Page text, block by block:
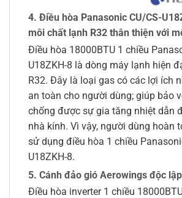
4. Điều hòa Panasonic CU/CS-
môi chất lạnh R32 thân thiện với
Điều hòa 18000BTU 1 chiều
U18ZKH-8 là dòng máy lạnh hiện
R32. Đây là loại gas có các lợi ích
an toàn cho người dùng; giúp bảo
chống được sự gia tăng nhiệt dẫn
nhà kính. Vì vậy, người dùng hoàn
sử dụng điều hòa 1 chiều
U18ZKH-8.
5. Cánh đảo gió Aerowings độc lập
Điều hòa inverter 1 chiều